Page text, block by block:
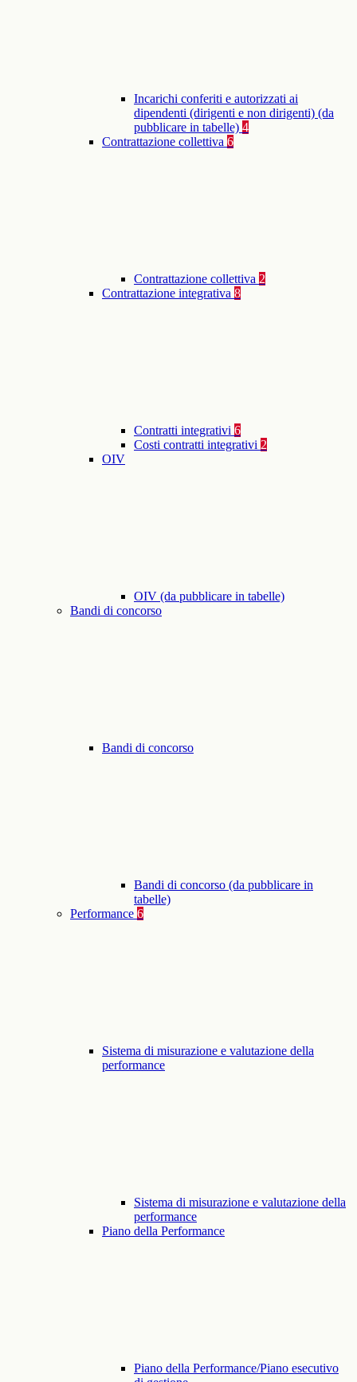
Incarichi conferiti e autorizzati ai
dipendenti (dirigenti e non dirigenti) (da
pubblicare in tabelle) 4
Contrattazione collettiva 6
Contrattazione collettiva 2
Contrattazione integrativa 8
Contratti integrativi 6
Costi contratti integrativi 2
OIV
OIV (da pubblicare in tabelle)
Bandi di concorso
Bandi di concorso
Bandi di concorso (da pubblicare in
tabelle)
Performance 6
Sistema di misurazione e valutazione della
performance
Sistema di misurazione e valutazione della
performance
Piano della Performance
Piano della Performance/Piano esecutivo